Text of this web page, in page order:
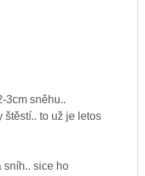
3cm sněhu..
štěstí.. to už je letos
sníh.. sice ho